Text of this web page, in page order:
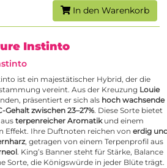
In den Warenkorb
Instinto
ist ein majestätischer Hybrid, der die
vereint. Aus der Kreuzung Louie
präsentiert er sich als hoch wachsende
Gehalt zwischen 23–27%. Diese Sorte bietet
terpenreicher Aromatikund einem
Effekt. Ihre Duftnoten reichen von erdig
, getragen von einem Terpenprofil aus
. King’s Banner steht für Stärke, Balance
Sorte, die Königswürde in jeder Blüte trägt.